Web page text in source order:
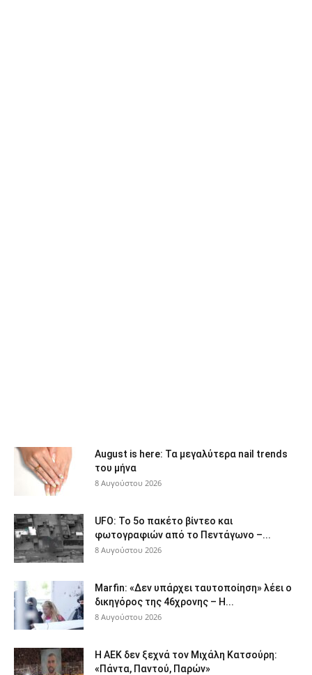
August is here: Τα μεγαλύτερα nail trends
του μήνα
8 Αυγούστου 2026
UFO: Το 5ο πακέτο βίντεο και
φωτογραφιών από το Πεντάγωνο –...
8 Αυγούστου 2026
Marfin: «Δεν υπάρχει ταυτοποίηση» λέει ο
δικηγόρος της 46χρονης – Η...
8 Αυγούστου 2026
Η ΑΕΚ δεν ξεχνά τον Μιχάλη Κατσούρη:
«Πάντα, Παντού, Παρών»